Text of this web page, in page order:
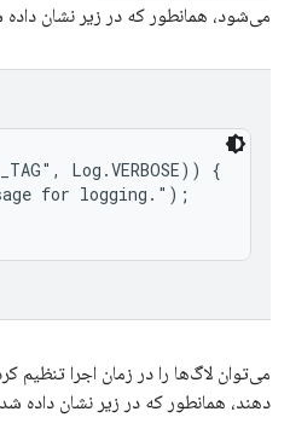
می‌شود، همانطور که در زیر نشان
Log.VERBOSE)) {
for logging.");
می‌توان لاگ‌ها را در زمان اجرا تنظیم
دهند، همانطور که در زیر نشان داده